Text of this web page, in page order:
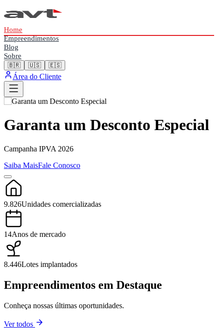
Home
Empreendimentos
Blog
Sobre
🇧🇷 🇺🇸 🇪🇸
Área do Cliente
Garanta um Desconto Especial
Campanha IPVA 2026
Saiba MaisFale Conosco
9.826Unidades comercializadas
14Anos de mercado
8.446Lotes implantados
Empreendimentos em Destaque
Conheça nossas últimas oportunidades.
Ver todos